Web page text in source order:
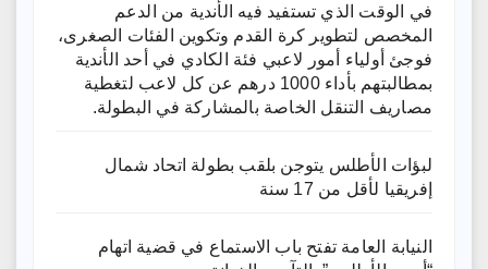
في الوقت الذي تستفيد فيه الأندية من الدعم
المخصص لتطوير كرة القدم وتكوين الفئات الصغرى،
فوجئ أولياء أمور لاعبي فئة الكادي في أحد الأندية
بمطالبتهم بأداء 1000 درهم عن كل لاعب لتغطية
مصاريف التنقل الخاصة بالمشاركة في البطولة.
لبؤات الأطلس يتوجن بلقب بطولة اتحاد شمال
إفريقيا لأقل من 17 سنة
النيابة العامة تفتح باب الاستماع في قضية اتهام